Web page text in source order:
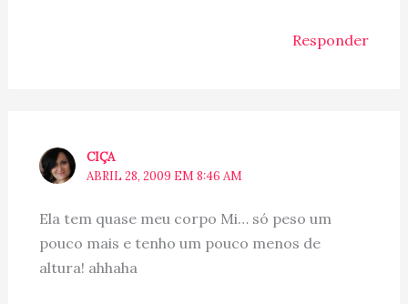
Responder
CIÇA
ABRIL 28, 2009 EM 8:46 AM
Ela tem quase meu corpo Mi… só peso um
pouco mais e tenho um pouco menos de
altura! ahhaha